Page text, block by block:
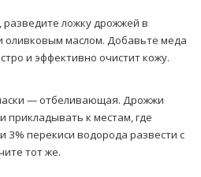
ложку дрожжей в
оливковым маслом. Добавьте меда
и эффективно очистит кожу.
— отбеливающая. Дрожжи
прикладывать к местам, где
3% перекиси водорода развести с
тот же.